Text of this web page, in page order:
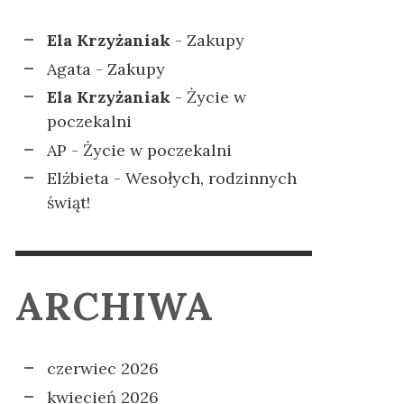
Ela Krzyżaniak - Zakupy
Agata - Zakupy
Ela Krzyżaniak - Życie w
poczekalni
AP - Życie w poczekalni
Elżbieta - Wesołych, rodzinnych
świąt!
ARCHIWA
czerwiec 2026
kwiecień 2026